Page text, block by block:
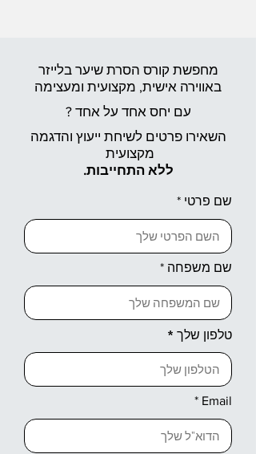
מחפשת קורס הסרת שיער בלייזר
באווירה אישית, מקצועית ומעצימה
עם יחס אחד על אחד ?
השאירו פרטים לשיחת ייעוץ והדגמה
מקצועית
ללא התחייבות.
שם פרטי
שם משפחה
טלפון שלך
Email